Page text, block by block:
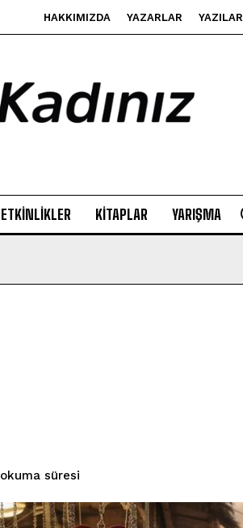
HAKKIMIZDA YAZARLAR YAZILAR
ETKINLIKLER KITAPLAR YARIŞMA
okuma süresi